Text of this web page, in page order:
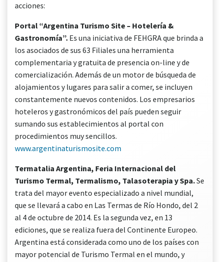
acciones:
Portal “Argentina Turismo Site – Hotelería &
Gastronomía”. Es una iniciativa de FEHGRA que brinda a
los asociados de sus 63 Filiales una herramienta
complementaria y gratuita de presencia on-line y de
comercialización. Además de un motor de búsqueda de
alojamientos y lugares para salir a comer, se incluyen
constantemente nuevos contenidos. Los empresarios
hoteleros y gastronómicos del país pueden seguir
sumando sus establecimientos al portal con
procedimientos muy sencillos.
www.argentinaturismosite.com
Termatalia Argentina, Feria Internacional del
Turismo Termal, Termalismo, Talasoterapia y Spa.Se
trata del mayor evento especializado a nivel mundial,
que se llevará a cabo en Las Termas de Río Hondo, del 2
al 4 de octubre de 2014. Es la segunda vez, en 13
ediciones, que se realiza fuera del Continente Europeo.
Argentina está considerada como uno de los países con
mayor potencial de Turismo Termal en el mundo, y